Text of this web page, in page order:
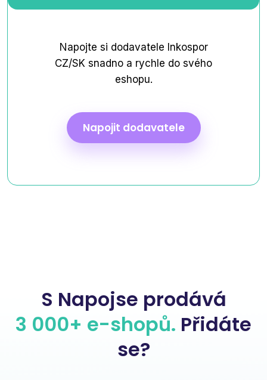
Napojte si dodavatele Inkospor
CZ/SK snadno a rychle do svého
eshopu.
Napojit dodavatele
S Napojse prodává
3 000+ e-shopů. Přidáte
se?